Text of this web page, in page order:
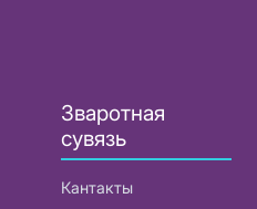
Зваротная
сувязь
Кантакты